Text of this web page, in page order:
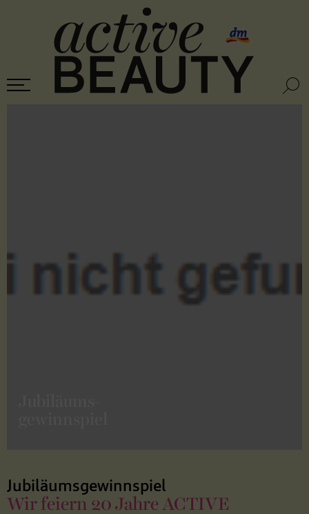
Jubiläumsgewinnspiel
Wir feiern 20 Jahre ACTIVE